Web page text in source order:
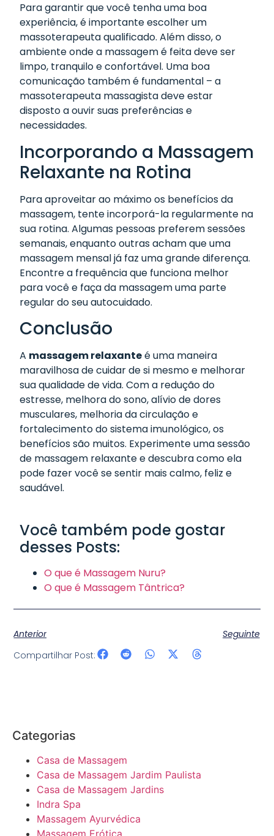
Para garantir que você tenha uma boa
experiência, é importante escolher um
massoterapeuta qualificado. Além disso, o
ambiente onde a massagem é feita deve ser
limpo, tranquilo e confortável. Uma boa
comunicação também é fundamental – a
massoterapeuta massagista deve estar
disposto a ouvir suas preferências e
necessidades.
Incorporando a Massagem
Relaxante na Rotina
Para aproveitar ao máximo os benefícios da
massagem, tente incorporá-la regularmente na
sua rotina. Algumas pessoas preferem sessões
semanais, enquanto outras acham que uma
massagem mensal já faz uma grande diferença.
Encontre a frequência que funciona melhor
para você e faça da massagem uma parte
regular do seu autocuidado.
Conclusão
A massagem relaxanteé uma maneira
maravilhosa de cuidar de si mesmo e melhorar
sua qualidade de vida. Com a redução do
estresse, melhora do sono, alívio de dores
musculares, melhoria da circulação e
fortalecimento do sistema imunológico, os
benefícios são muitos. Experimente uma sessão
de massagem relaxante e descubra como ela
pode fazer você se sentir mais calmo, feliz e
saudável.
Você também pode gostar
desses Posts:
O que é Massagem Nuru?
O que é Massagem Tântrica?
Anterior
Seguinte
Compartilhar Post:
Categorias
Casa de Massagem
Casa de Massagem Jardim Paulista
Casa de Massagem Jardins
Indra Spa
Massagem Ayurvédica